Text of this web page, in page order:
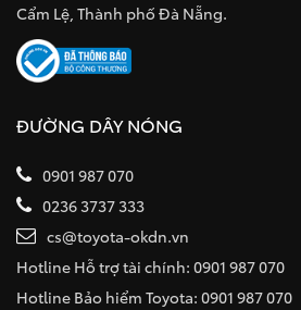
Cẩm Lệ, Thành phố Đà Nẵng.
ĐƯỜNG DÂY NÓNG
0901 987 070
0236 3737 333
cs@toyota-okdn.vn
Hotline Hỗ trợ tài chính: 0901 987 070
Hotline Bảo hiểm Toyota: 0901 987 070